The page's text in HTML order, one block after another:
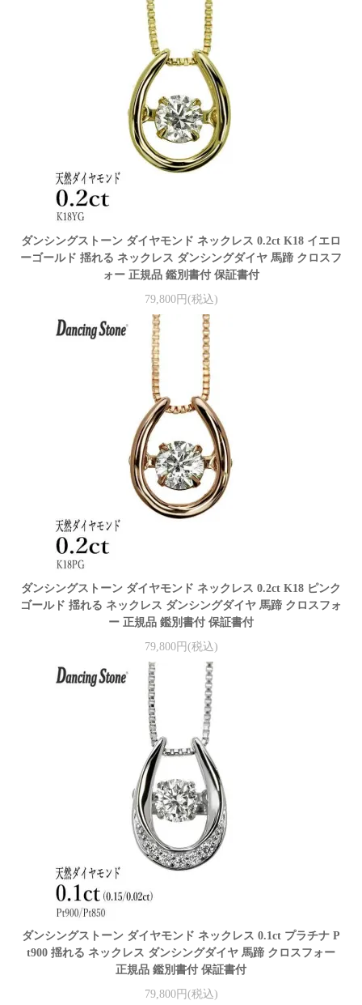
ダンシングストーン ダイヤモンド ネックレス 0.2ct K18 イエロ
ーゴールド 揺れる ネックレス ダンシングダイヤ 馬蹄 クロスフ
ォー 正規品 鑑別書付 保証書付
79,800円(税込)
ダンシングストーン ダイヤモンド ネックレス 0.2ct K18 ピンク
ゴールド 揺れる ネックレス ダンシングダイヤ 馬蹄 クロスフォ
ー 正規品 鑑別書付 保証書付
79,800円(税込)
ダンシングストーン ダイヤモンド ネックレス 0.1ct プラチナ P
t900 揺れる ネックレス ダンシングダイヤ 馬蹄 クロスフォー
正規品 鑑別書付 保証書付
79,800円(税込)